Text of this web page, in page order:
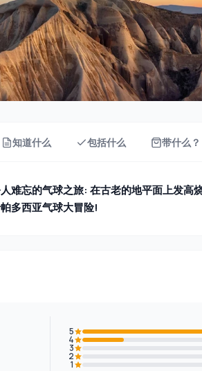
知道什么 包括什么 带什么？
难忘的气球之旅: 在古老的地平面上发高
多西亚气球大冒险!
5
4
3
2
1